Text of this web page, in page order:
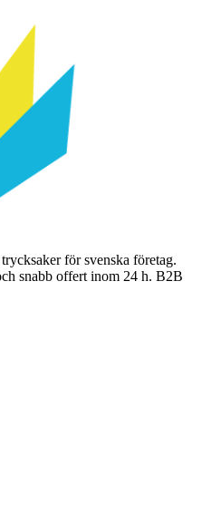
för svenska företag.
snabb offert inom 24 h. B2B